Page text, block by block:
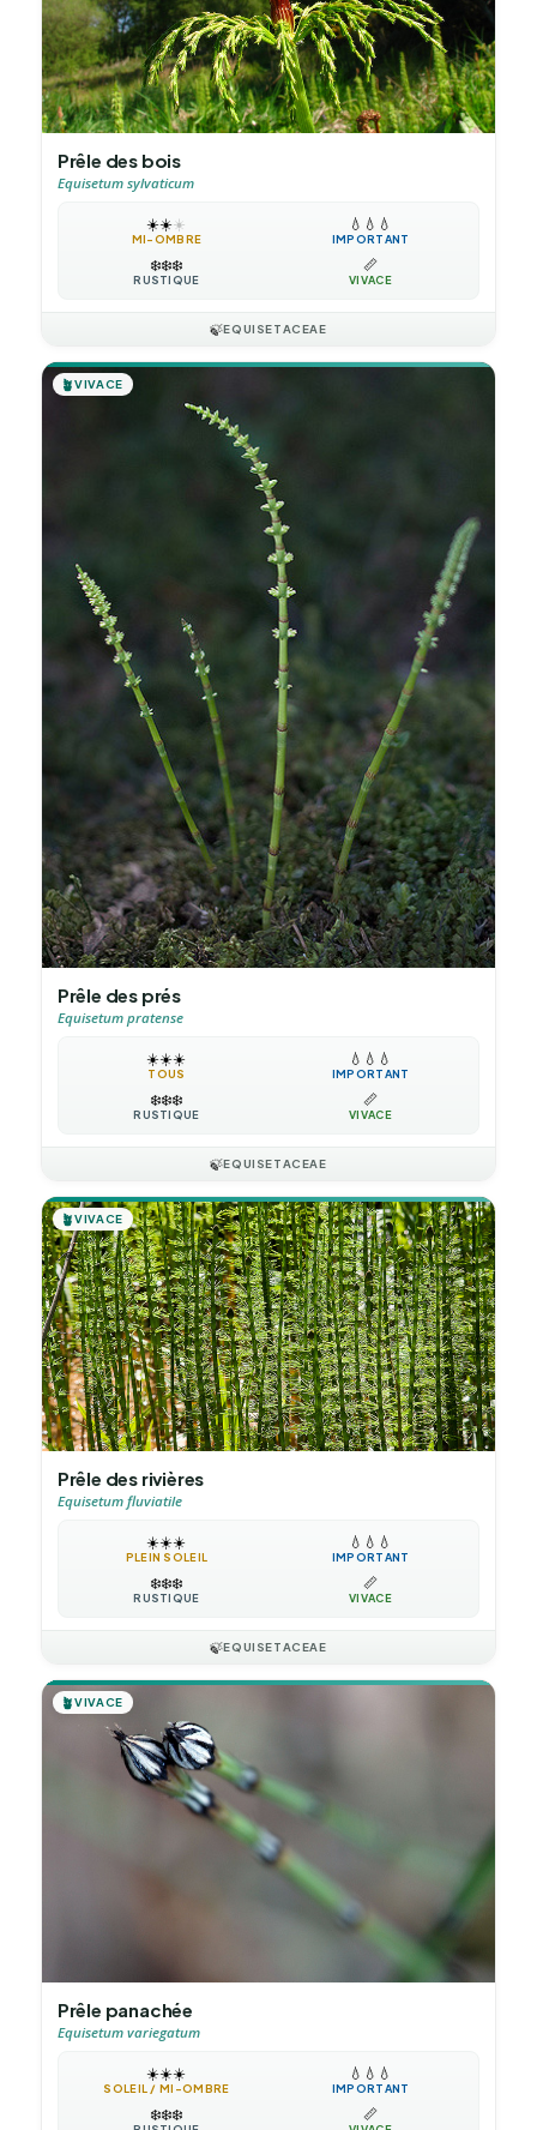
Prêle des bois
Equisetum sylvaticum
☀️☀️☀️
MI-OMBRE
💧 💧 💧
IMPORTANT
❄️❄️❄️
RUSTIQUE
📏
VIVACE
🍃EQUISETACEAE
🪴VIVACE
Prêle des prés
Equisetum pratense
☀️☀️☀️
TOUS
💧 💧 💧
IMPORTANT
❄️❄️❄️
RUSTIQUE
📏
VIVACE
🍃EQUISETACEAE
🪴VIVACE
Prêle des rivières
Equisetum fluviatile
☀️☀️☀️
PLEIN SOLEIL
💧 💧 💧
IMPORTANT
❄️❄️❄️
RUSTIQUE
📏
VIVACE
🍃EQUISETACEAE
🪴VIVACE
Prêle panachée
Equisetum variegatum
☀️☀️☀️
SOLEIL / MI-OMBRE
💧 💧 💧
IMPORTANT
❄️❄️❄️ 📏